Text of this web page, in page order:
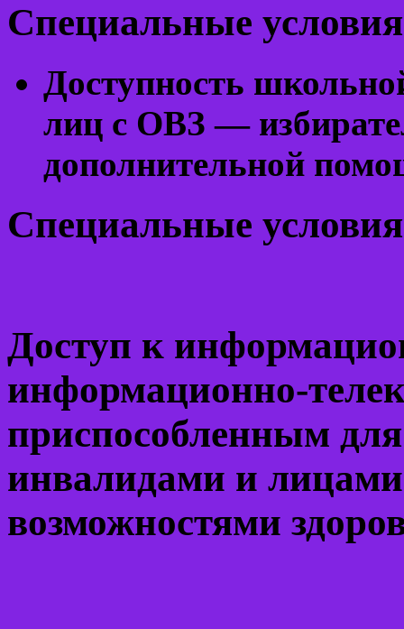
Специальные
Доступность
лиц с ОВЗ —
дополнительной
Специальные
Доступ к
информационно-
приспособленным
инвалидами и
возможностями